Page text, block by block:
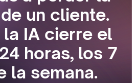
un cliente.
la IA cierre el
horas, los 7
la semana.